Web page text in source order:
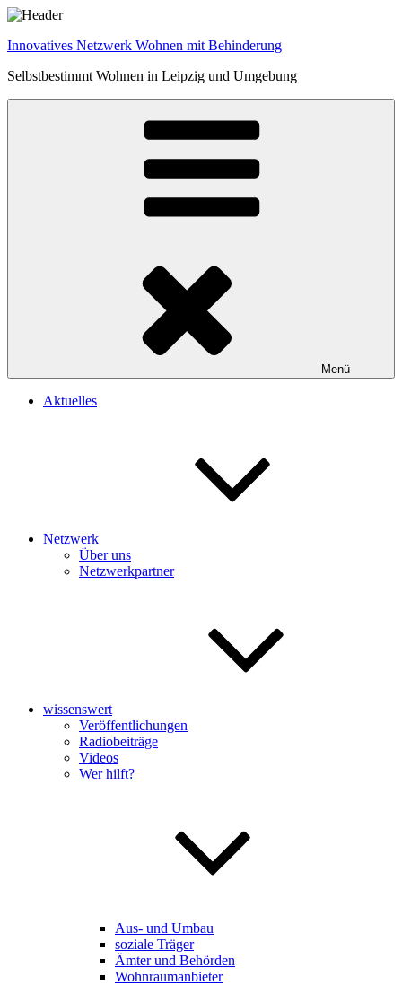
Zum
springen
Innovatives Netzwerk Wohnen mit Behinderung
Selbstbestimmt Wohnen in Leipzig und Umgebung
Menü
Aktuelles
Netzwerk
Über uns
Netzwerkpartner
wissenswert
Veröffentlichungen
Radiobeiträge
Videos
Wer hilft?
Aus- und Umbau
soziale Träger
Ämter und Behörden
Wohnraumanbieter